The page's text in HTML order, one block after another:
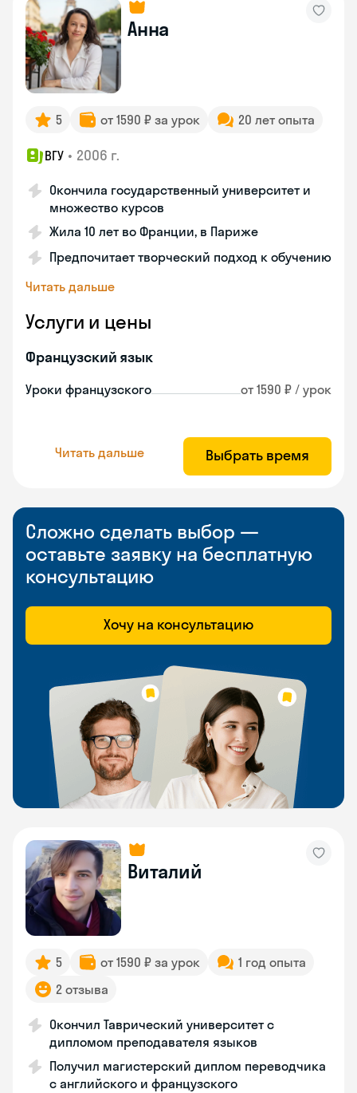
Анна
5 от 1590 ₽ за урок 20 лет опыта
ВГУ • 2006 г.
Окончила государственный университет и
множество курсов
Жила 10 лет во Франции, в Париже
Предпочитает творческий подход к обучению
Читать дальше
Услуги и цены
Французский язык
Уроки французского от 1590 ₽ / урок
Читать дальше Выбрать время
Сложно сделать выбор —
оставьте заявку на бесплатную
консультацию
Хочу на консультацию
Виталий
5 от 1590 ₽ за урок
1 год опыта
2 отзыва
Окончил Таврический университет с
дипломом преподавателя языков
Получил магистерский диплом переводчика
с английского и французского